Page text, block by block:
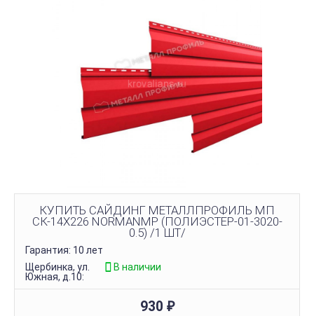
КУПИТЬ САЙДИНГ МЕТАЛЛПРОФИЛЬ МП
СК-14Х226 NORMANMP (ПОЛИЭСТЕР-01-3020-
0.5) /1 ШТ/
Гарантия: 10 лет
Щербинка, ул.
Южная, д.10:
В наличии
930 ₽